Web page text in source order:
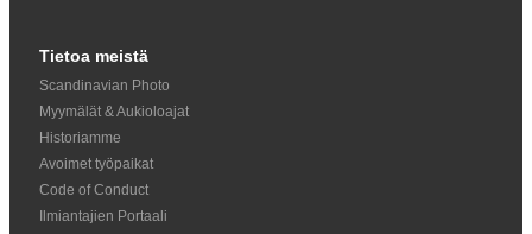
Tietoa meistä
Scandinavian Photo
Myymälät & Aukioloajat
Historiamme
Avoimet työpaikat
Code of Conduct
Ilmiantajien Portaali